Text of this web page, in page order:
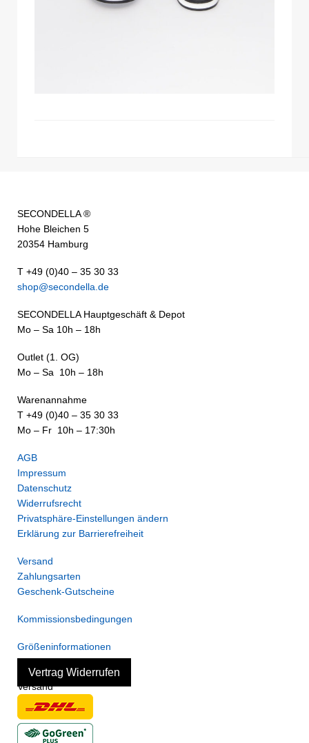
SECONDELLA ®
Hohe Bleichen 5
20354 Hamburg
T +49 (0)40 – 35 30 33
shop@secondella.de
SECONDELLA Hauptgeschäft & Depot
Mo – Sa 10h – 18h
Outlet (1. OG)
Mo – Sa 10h – 18h
Warenannahme
T +49 (0)40 – 35 30 33
Mo – Fr 10h – 17:30h
AGB
Impressum
Datenschutz
Widerrufsrecht
Privatsphäre-Einstellungen ändern
Erklärung zur Barrierefreiheit
Versand
Zahlungsarten
Geschenk-Gutscheine
Kommissionsbedingungen
Größeninformationen
Vertrag Widerrufen
Versand